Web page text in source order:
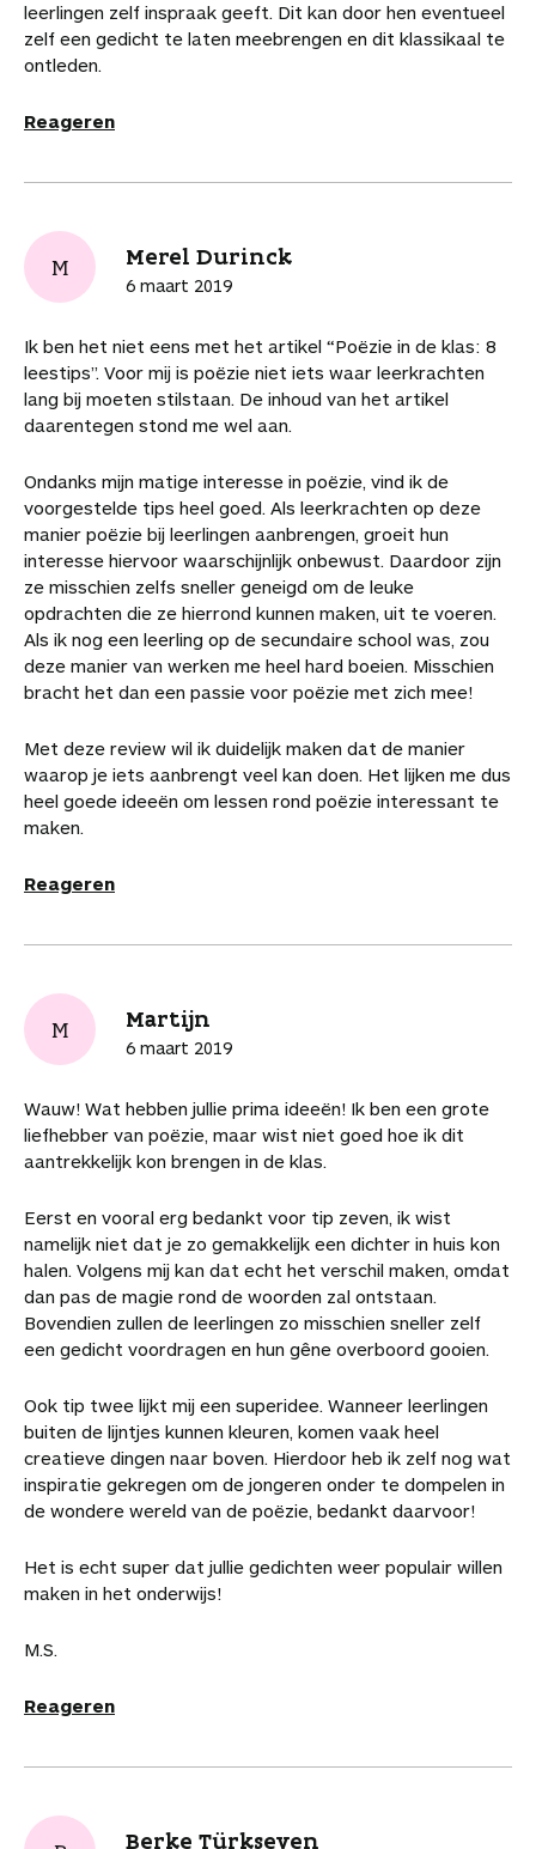
leerlingen zelf inspraak geeft. Dit kan door hen eventueel
zelf een gedicht te laten meebrengen en dit klassikaal te
ontleden.
Reageren
M Merel Durinck
6 maart 2019
Ik ben het niet eens met het artikel “Poëzie in de klas: 8
leestips”. Voor mij is poëzie niet iets waar leerkrachten
lang bij moeten stilstaan. De inhoud van het artikel
daarentegen stond me wel aan.
Ondanks mijn matige interesse in poëzie, vind ik de
voorgestelde tips heel goed. Als leerkrachten op deze
manier poëzie bij leerlingen aanbrengen, groeit hun
interesse hiervoor waarschijnlijk onbewust. Daardoor zijn
ze misschien zelfs sneller geneigd om de leuke
opdrachten die ze hierrond kunnen maken, uit te voeren.
Als ik nog een leerling op de secundaire school was, zou
deze manier van werken me heel hard boeien. Misschien
bracht het dan een passie voor poëzie met zich mee!
Met deze review wil ik duidelijk maken dat de manier
waarop je iets aanbrengt veel kan doen. Het lijken me dus
heel goede ideeën om lessen rond poëzie interessant te
maken.
Reageren
M Martijn
6 maart 2019
Wauw! Wat hebben jullie prima ideeën! Ik ben een grote
liefhebber van poëzie, maar wist niet goed hoe ik dit
aantrekkelijk kon brengen in de klas.
Eerst en vooral erg bedankt voor tip zeven, ik wist
namelijk niet dat je zo gemakkelijk een dichter in huis kon
halen. Volgens mij kan dat echt het verschil maken, omdat
dan pas de magie rond de woorden zal ontstaan.
Bovendien zullen de leerlingen zo misschien sneller zelf
een gedicht voordragen en hun gêne overboord gooien.
Ook tip twee lijkt mij een superidee. Wanneer leerlingen
buiten de lijntjes kunnen kleuren, komen vaak heel
creatieve dingen naar boven. Hierdoor heb ik zelf nog wat
inspiratie gekregen om de jongeren onder te dompelen in
de wondere wereld van de poëzie, bedankt daarvoor!
Het is echt super dat jullie gedichten weer populair willen
maken in het onderwijs!
M.S.
Reageren
Berke Türkseven